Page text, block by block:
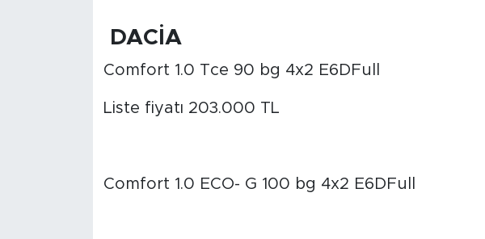
DACİA
Comfort 1.0 Tce 90 bg 4x2 E6DFull
Liste fiyatı 203.000 TL
Comfort 1.0 ECO- G 100 bg 4x2 E6DFull